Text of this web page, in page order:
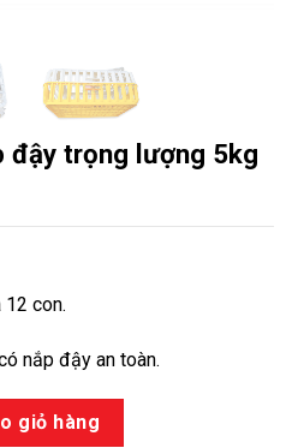
đậy trọng lượng 5kg
con.
nắp đậy an toàn.
giỏ hàng